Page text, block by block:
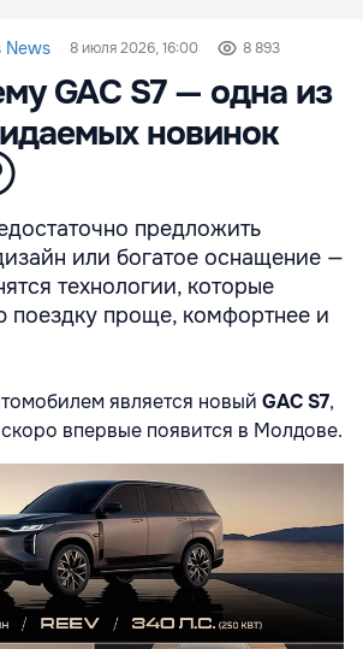
News 8 июля 2026, 16:00 8 893
GAC S7 — одна из
новинок
предложить
или богатое оснащение —
технологии, которые
поездку проще, комфортнее и
является новый GAC S7,
впервые появится в Молдове.